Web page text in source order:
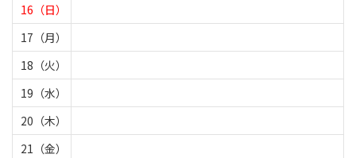
16（日）
17（月）
18（火）
19（水）
20（木）
21（金）